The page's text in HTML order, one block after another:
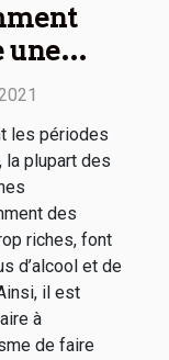
une
?
les périodes
la plupart des
des
riches, font
d’alcool et de
il est
à
de faire